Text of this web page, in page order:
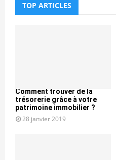
TOP ARTICLES
Comment trouver de la
trésorerie grâce à votre
patrimoine immobilier ?
28 janvier 2019